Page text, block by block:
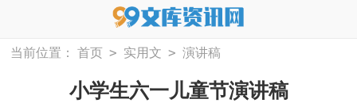
当前位置： 首页 > 实用文 > 演讲稿
小学生六一儿童节演讲稿